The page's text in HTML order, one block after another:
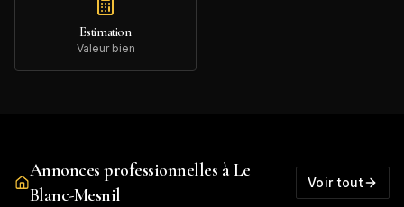
Estimation
Valeur bien
Annonces professionnelles à Le
Blanc-Mesnil
Voir tout